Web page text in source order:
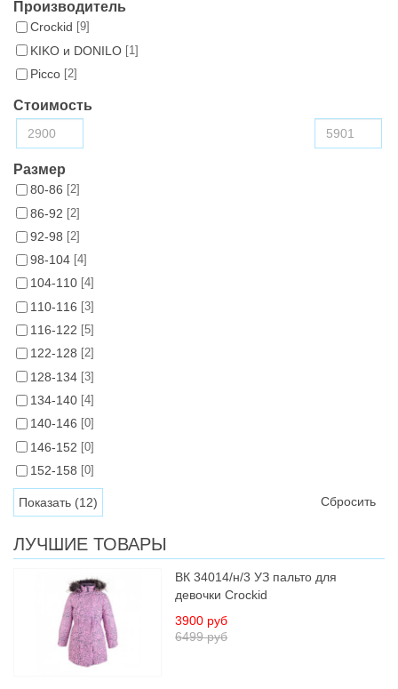
Производитель
Croсkid [9]
KIKO и DONILO [1]
Picco [2]
Стоимость
Размер
80-86 [2]
86-92 [2]
92-98 [2]
98-104 [4]
104-110 [4]
110-116 [3]
116-122 [5]
122-128 [2]
128-134 [3]
134-140 [4]
140-146 [0]
146-152 [0]
152-158 [0]
Сбросить
ЛУЧШИЕ ТОВАРЫ
ВК 34014/н/3 УЗ пальто для
девочки Crockid
6499 руб
3900 руб